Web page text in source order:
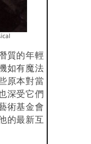
質的年輕
如有魔法
原本對當
深受它們
術基金會
的最新互